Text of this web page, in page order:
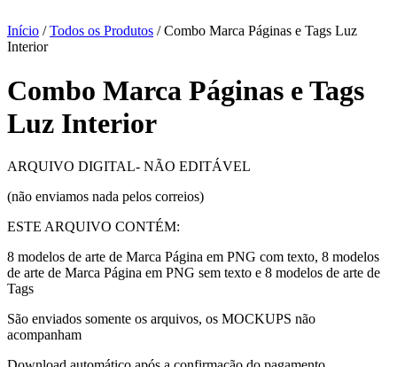
Início /Todos os Produtos / Combo Marca Páginas e Tags Luz
Interior
Combo Marca Páginas e Tags
Luz Interior
ARQUIVO DIGITAL- NÃO EDITÁVEL
(não enviamos nada pelos correios)
ESTE ARQUIVO CONTÉM:
8 modelos de arte de Marca Página em PNG com texto, 8 modelos
de arte de Marca Página em PNG sem texto e 8 modelos de arte de
Tags
São enviados somente os arquivos, os MOCKUPS não
acompanham